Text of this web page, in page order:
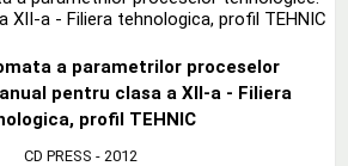
a parametrilor proceselor
pentru clasa a XII-a - Filiera
profil TEHNIC
CD PRESS - 2012